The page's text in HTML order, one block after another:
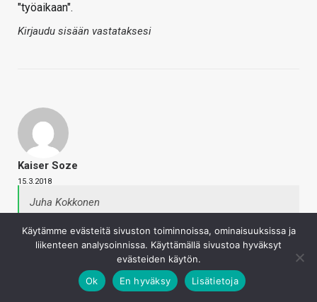
"työaikaan".
Kirjaudu sisään vastataksesi
Kaiser Soze
15.3.2018
Juha Kokkonen
Striimaaminen viikoittain samaan aikaan
perinteisten toimistoaikojen ulkopuolella on vaan
käytännössä erittäin hankalaa tai jopa mahdotonta
muiden menojen takia. Yksittäisten striimien
tekemisessä tuo ei olisi ongelma, mutta tätä
Käytämme evästeitä sivuston toiminnoissa, ominaisuuksissa ja
liikenteen analysoinnissa. Käyttämällä sivustoa hyväksyt
evästeiden käytön.
Ok
En hyväksy Lisätietoja